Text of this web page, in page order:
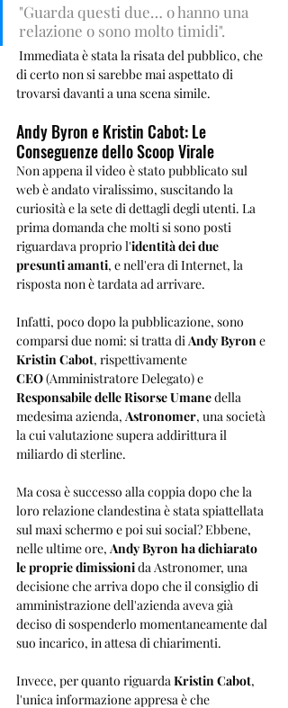
"Guarda questi due… o hanno una
relazione o sono molto timidi".
di certo non si sarebbe mai aspettato di
trovarsi davanti a una scena simile.
Andy Byron e Kristin Cabot: Le
Conseguenze dello Scoop Virale
Non appena il video è stato pubblicato sul
web è andato viralissimo, suscitando la
curiosità e la sete di dettagli degli utenti. La
prima domanda che molti si sono posti
riguardava proprio l'identità dei due
presunti amanti, e nell'era di Internet, la
risposta non è tardata ad arrivare.
Infatti, poco dopo la pubblicazione, sono
comparsi due nomi: si tratta di Andy Byron e
Kristin Cabot, rispettivamente
CEO (Amministratore Delegato) e
Responsabile delle Risorse Umane della
medesima azienda, Astronomer, una società
la cui valutazione supera addirittura il
miliardo di sterline.
Ma cosa è successo alla coppia dopo che la
loro relazione clandestina è stata spiattellata
sul maxi schermo e poi sui social? Ebbene,
nelle ultime ore, Andy Byron ha dichiarato
le proprie dimissioni da Astronomer, una
decisione che arriva dopo che il consiglio di
amministrazione dell'azienda aveva già
deciso di sospenderlo momentaneamente dal
suo incarico, in attesa di chiarimenti.
Invece, per quanto riguarda Kristin Cabot,
l'unica informazione appresa è che